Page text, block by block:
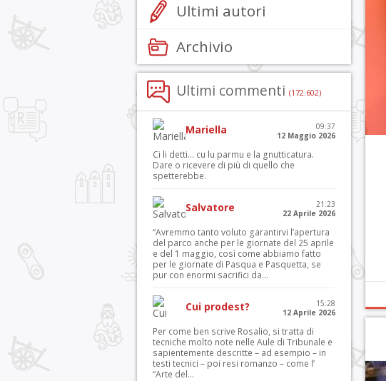
Ultimi autori
Archivio
Ultimi commenti (172.602)
Mariella
09:37
12 Maggio 2026
Ci li detti… cu lu parmu e la gnutticatura.
Dare o ricevere di più di quello che
spetterebbe.
Salvatore
21:23
22 Aprile 2026
“Avremmo tanto voluto garantirvi l’apertura
del parco anche per le giornate del 25 aprile
e del 1 maggio, così come abbiamo fatto
per le giornate di Pasqua e Pasquetta, se
pur con enormi sacrifici da...
Cui prodest?
15:28
12 Aprile 2026
Per come ben scrive Rosalio, si tratta di
tecniche molto note nelle Aule di Tribunale e
sapientemente descritte – ad esempio – in
testi tecnici – poi resi romanzo – come l’
“Arte del...